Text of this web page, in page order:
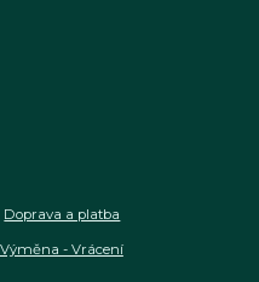
Doprava a platba
- Vrácení